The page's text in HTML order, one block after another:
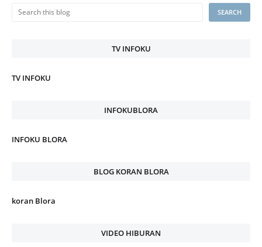
TV INFOKU
TV INFOKU
INFOKUBLORA
INFOKU BLORA
BLOG KORAN BLORA
koran Blora
VIDEO HIBURAN